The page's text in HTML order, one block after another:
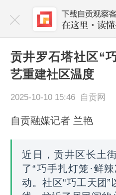
贡井罗石塔社区“
艺重建社区温度
2025-10-10 15:46 自贡网
自贡融媒记者 兰艳
近日，贡井区长土
了“巧手扎灯笼·鲜
动。社区“巧工天团